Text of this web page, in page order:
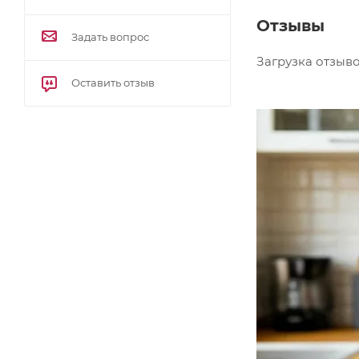
Отзывы
Загрузка
Задать вопрос
Оставить отзыв